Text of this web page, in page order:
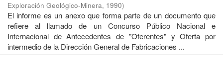
Exploración Geológico-Minera, 1990)
El informe es un anexo que forma parte de un documento que
refiere al llamado de un Concurso Público Nacional e
Internacional de Antecedentes de "Oferentes" y Oferta por
intermedio de la Dirección General de Fabricaciones ...